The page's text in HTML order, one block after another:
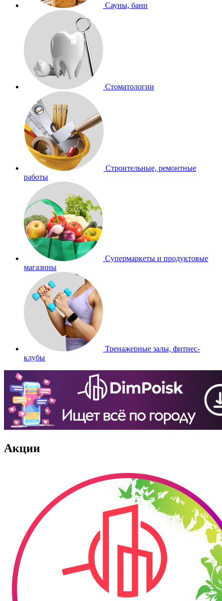
Сауны, бани
Стоматологии
Строительные, ремонтные
работы
Супермаркеты и продуктовые
магазины
Тренажерные залы, фитнес-
клубы
Акции